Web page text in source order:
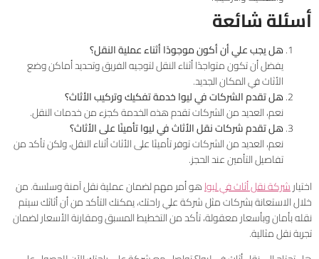
أسئلة شائعة
هل يجب علي أن أكون موجودًا أثناء عملية النقل؟
يفضل أن تكون متواجدًا أثناء النقل لتوجيه الفريق وتحديد أماكن وضع
الأثاث في المكان الجديد.
هل تقدم الشركات في ليوا خدمة تفكيك وتركيب الأثاث؟
نعم، العديد من الشركات تقدم هذه الخدمة كجزء من خدمات النقل.
هل تقدم شركات نقل الأثاث في ليوا تأمينًا على الأثاث؟
نعم، العديد من الشركات توفر تأمينًا على الأثاث أثناء النقل، ولكن تأكد من
تفاصيل التأمين عند الحجز.
اختيارشركة نقل أثاث في ليواهو أمر مهم لضمان عملية نقل آمنة وسلسة. من
خلال الاستعانة بشركات مثل شركة علي راحتك، يمكنك التأكد من أن أثاثك سيتم
نقله بأمان وبأسعار معقولة، تأكد من التخطيط المسبق ومقارنة الأسعار لضمان
تجربة نقل مثالية.